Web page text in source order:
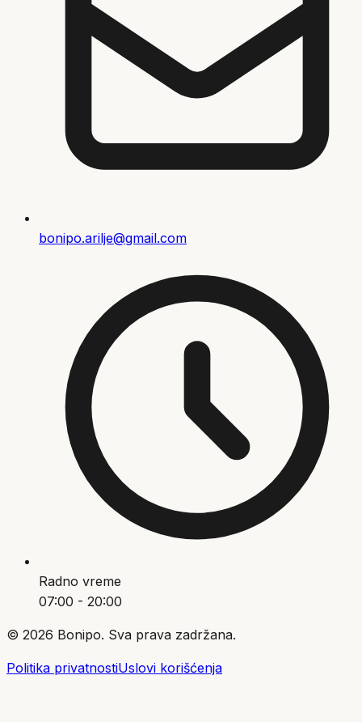
bonipo.arilje@gmail.com
Radno vreme
07:00 - 20:00
© 2026 Bonipo. Sva prava zadržana.
Politika privatnostiUslovi korišćenja